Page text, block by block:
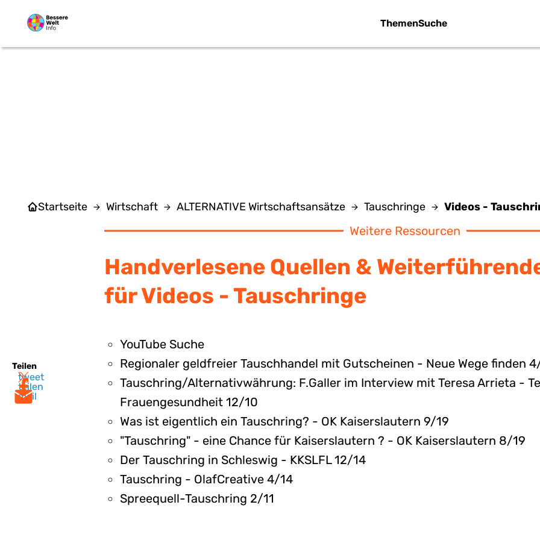
ThemenSuche
Teilen
tweet
teilen
mail
Startseite Wirtschaft ALTERNATIVE Wirtschaftsansätze Tauschringe Videos -
Weitere Ressourcen
Handverlesene Quellen &
für Videos - Tauschringe
YouTube Suche
Regionaler geldfreier Tauschhandel mit Gutscheinen - Neue Wege finden
Tauschring/Alternativwährung: F.Galler im Interview mit Teresa Arrieta -
Frauengesundheit 12/10
Was ist eigentlich ein Tauschring? - OK Kaiserslautern 9/19
"Tauschring" - eine Chance für Kaiserslautern ? - OK Kaiserslautern 8/19
Der Tauschring in Schleswig - KKSLFL 12/14
Tauschring - OlafCreative 4/14
Spreequell-Tauschring 2/11